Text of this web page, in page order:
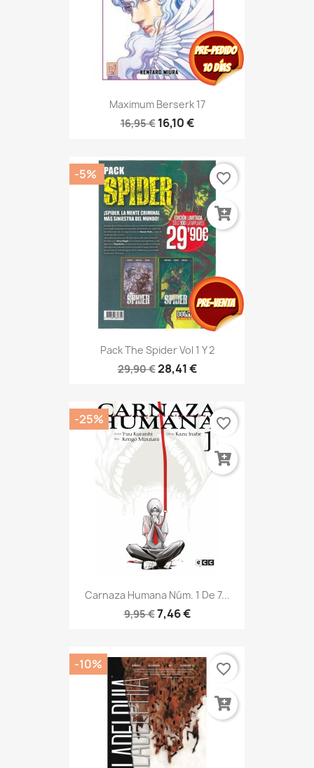
Maximum Berserk 17
16,95 € 16,10 €
Pack The Spider Vol 1 Y 2
29,90 €28,41 €
-5% favorite_border
Carnaza Humana Núm. 1 De 7...
9,95 €7,46 €
-25% favorite_border
-10% favorite_border